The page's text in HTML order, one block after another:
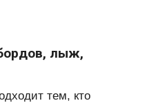
лыж,
тем, кто